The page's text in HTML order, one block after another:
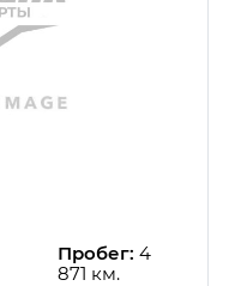
Пробег: 4
871 км.